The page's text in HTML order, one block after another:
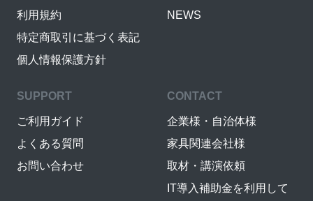
利用規約
特定商取引に基づく表記
個人情報保護方針
NEWS
SUPPORT
ご利用ガイド
よくある質問
お問い合わせ
CONTACT
企業様・自治体様
家具関連会社様
取材・講演依頼
IT導入補助金を利用して